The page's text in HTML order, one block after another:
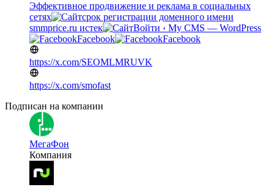
Эффективное продвижение и реклама в социальных
сетях
срок регистрации доменного имени
smmprice.ru истек
Войти ‹ My CMS — WordPress
Facebook
Facebook
https://x.com/SEOMLMRUVK
https://x.com/smofast
Подписан на компании
МегаФон
Компания